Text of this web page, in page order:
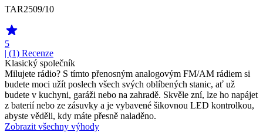
TAR2509/10
5
| (1) Recenze
Klasický společník
Milujete rádio? S tímto přenosným analogovým FM/AM rádiem si
budete moci užít poslech všech svých oblíbených stanic, ať už
budete v kuchyni, garáži nebo na zahradě. Skvěle zní, lze ho napájet
z baterií nebo ze zásuvky a je vybavené šikovnou LED kontrolkou,
abyste věděli, kdy máte přesně naladěno.
Zobrazit všechny výhody